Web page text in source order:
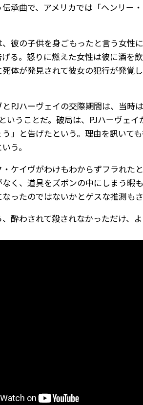
承曲で、アメリカでは「ヘンリー
彼の子供を身ごもったと言う女性
る。怒りに燃えた女性は彼に酒を
体が発見されて彼女の犯行が発覚
PJハーヴェイの交際期間は、当時
いうことだ。破局は、PJハーヴェ
」と告げたという。理由を訊いて
う。
ケイヴがわけもわからずフラれた
く、道具をズボンの中にしまう暇
ったのではないかとゲスな推測もさ
酔わされて殺されなかっただけ、よ